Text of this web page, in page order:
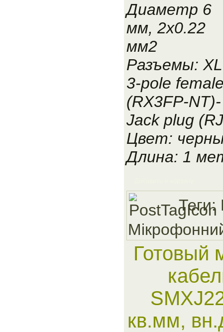
Диаметр 6
мм, 2x0.22
мм2
Разъемы:
3-pole
(RX3FP-
Jack plug
Цвет:
Длина: 1
Теги:
Готовый
кв.мм,